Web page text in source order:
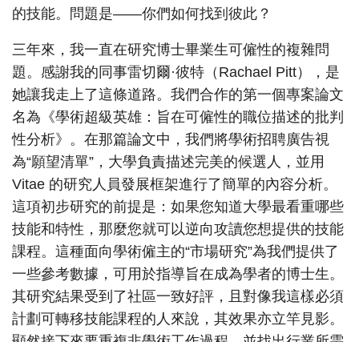
的技能。問題是——你們如何找到彼此？
三年來，我一直在研究博士畢業生可僱性的複雜問
題。感謝我的同事雷切爾·彼特（Rachael Pitt），是
她讓我走上了這條道路。我們合作的第一個專案論文
名為《學術超級英雄：旨在可僱性的職位描述的批判
性分析》。在那篇論文中，我們將學術招聘廣告視
為“願望清單”，大學負責描述完美的候選人，並用
Vitae 的研究人員發展框架進行了簡單的內容分析。
這項初步研究的前提是：如果您知道大學最看重哪些
技能和特性，那麼您就可以逆向攻讀您想提供的技能
課程。這種面向學術僱主的“市場研究”為我們提供了
一些參考數據，可用於指導旨在成為學者的博士生。
其研究結果受到了社區一致好評，且對像我這樣必須
計劃可轉移技能課程的人來說，其效果亦立竿見影。